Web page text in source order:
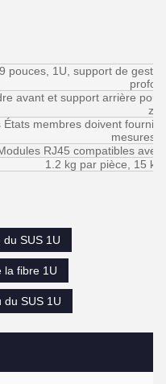
pouces, 1U, support de
avant et support arrière
États membres doivent fournir
mesures
RJ45 compatibles
1.2 kg par pièce, 15
SUS 1U
la fibre 1U
du SUS 1U